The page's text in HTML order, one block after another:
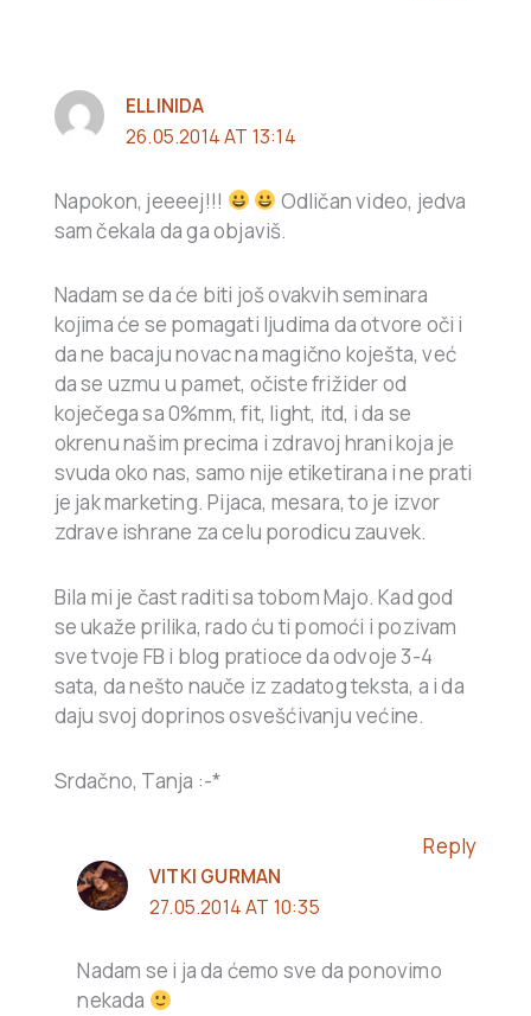
ELLINIDA
26.05.2014 AT 13:14
Napokon, jeeeej!!!
Odličan video, jedva
sam čekala da ga objaviš.
Nadam se da će biti još ovakvih seminara
kojima će se pomagati ljudima da otvore oči i
da ne bacaju novac na magično koješta, već
da se uzmu u pamet, očiste frižider od
koječega sa 0%mm, fit, light, itd, i da se
okrenu našim precima i zdravoj hrani koja je
svuda oko nas, samo nije etiketirana i ne prati
je jak marketing. Pijaca, mesara, to je izvor
zdrave ishrane za celu porodicu zauvek.
Bila mi je čast raditi sa tobom Majo. Kad god
se ukaže prilika, rado ću ti pomoći i pozivam
sve tvoje FB i blog pratioce da odvoje 3-4
sata, da nešto nauče iz zadatog teksta, a i da
daju svoj doprinos osvešćivanju većine.
Srdačno, Tanja :-*
Reply
VITKI GURMAN
27.05.2014 AT 10:35
Nadam se i ja da ćemo sve da ponovimo
nekada